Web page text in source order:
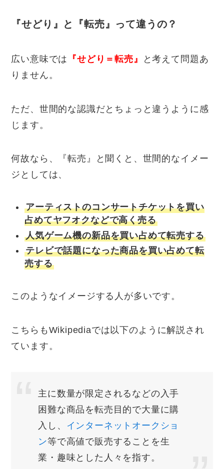
『せどり』と『転売』って違うの？
広い意味では 『せどり＝転売』
と考えて問題あ
りません。
ただ、世間的な認識だとちょっと違うように感
じます。
何故なら、『転売』と聞くと、世間的なイメー
ジとしては、
アーティストのコンサートチケットを買い
占めてヤフオクなどで高く売る
人気ゲーム機の新品を買い占めて転売する
テレビで話題になった商品を買い占めて転
売する
このようなイメージする人が多いです。
こちらもWikipediaでは以下のように解説され
ています。
主に数量が限定されるなどの入手
困難な商品を転売目的で大量に購
入し、
インターネットオークショ
ン等で高値で販売することを生
業・趣味とした人々を指す。